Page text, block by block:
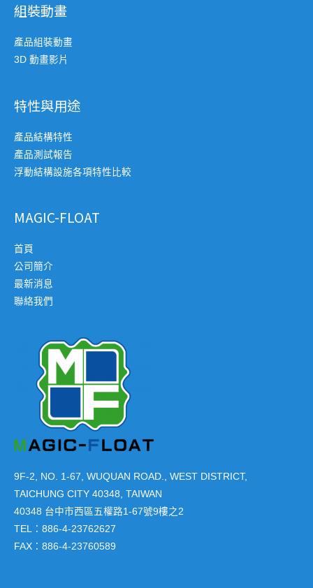
組裝動畫
產品組裝動畫
3D 動畫影片
特性與用途
產品結構特性
產品測試報告
浮動結構設施各項特性比較
MAGIC-FLOAT
首頁
公司簡介
最新消息
聯絡我們
9F-2, NO. 1-67, WUQUAN ROAD., WEST DISTRICT,
TAICHUNG CITY 40348, TAIWAN
40348 台中市西區五權路1-67號9樓之2
TEL：886-4-23762627
FAX：886-4-23760589